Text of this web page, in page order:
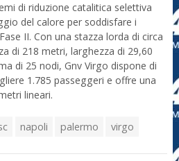
di riduzione catalitica selettiva
del calore per soddisfare i
II. Con una stazza lorda di circa
di 218 metri, larghezza di 29,60
di 25 nodi, Gnv Virgo dispone di
1.785 passeggeri e offre una
lineari.
napoli palermo virgo